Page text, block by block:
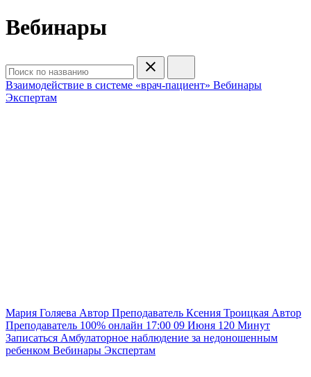
Вебинары
Взаимодействие в системе «врач-пациент» Вебинары
Экспертам
Мария Голяева Автор Преподаватель Ксения Троицкая Автор
Преподаватель 100% онлайн 17:00 09 Июня 120 Минут
Записаться Амбулаторное наблюдение за недоношенным
ребенком Вебинары Экспертам